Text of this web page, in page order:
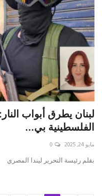
لبنان يطرق أبواب
الفلسطينية بي...
مايو 24, 2025 0
بقلم رئيسة التحرير ليندا المصري